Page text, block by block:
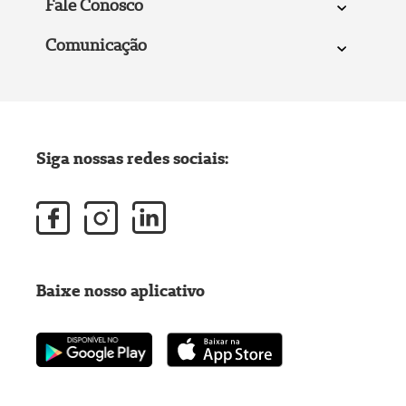
Fale Conosco
Comunicação
Siga nossas redes sociais:
Baixe nosso aplicativo